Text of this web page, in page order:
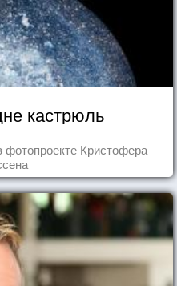
кастрюль
Кристофера